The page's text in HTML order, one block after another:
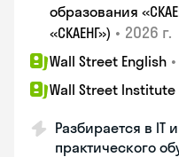
образования
«СКАЕНГ») • 2026 г.
Wall Street English •
Wall Street Institute
Разбирается в IT
практического